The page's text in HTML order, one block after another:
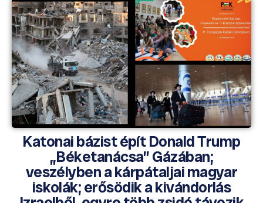
Katonai bázist épít Donald Trump
„Béketanácsa” Gázában;
veszélyben a kárpátaljai magyar
iskolák; erősödik a kivándorlás